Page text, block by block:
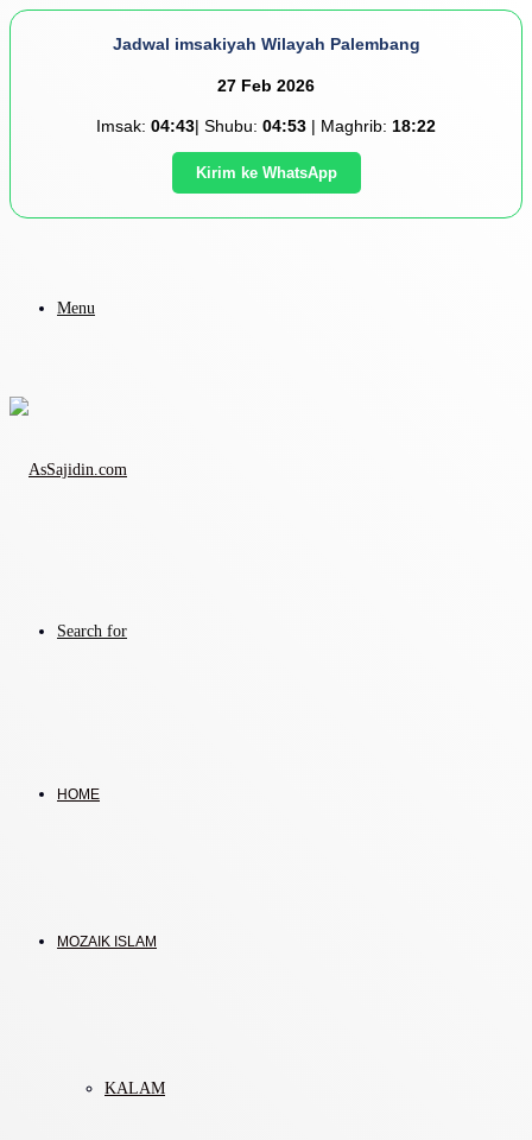
Jadwal imsakiyah Wilayah Palembang
27 Feb 2026
Imsak: 04:43| Shubu: 04:53 | Maghrib: 18:22
Kirim ke WhatsApp
Menu
Search for
HOME
MOZAIK ISLAM
KALAM